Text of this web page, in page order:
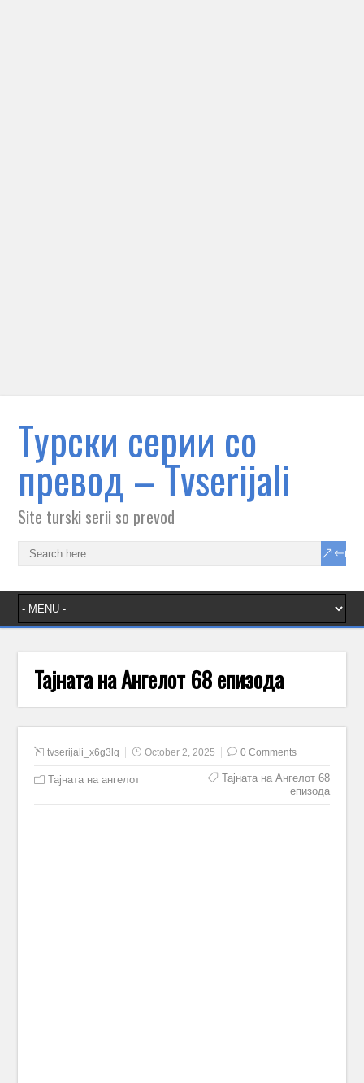
Tурски серии со
превод – Тvserijali
Site turski serii so prevod
Тајната на Ангелот 68 епизода
tvserijali_x6g3lq October 2, 2025 0 Comments
Тајната на ангелот
Тајната на Ангелот 68
епизода